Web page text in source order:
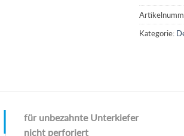
Kategorie:
für unbezahnte Unterkiefer
nicht perforiert